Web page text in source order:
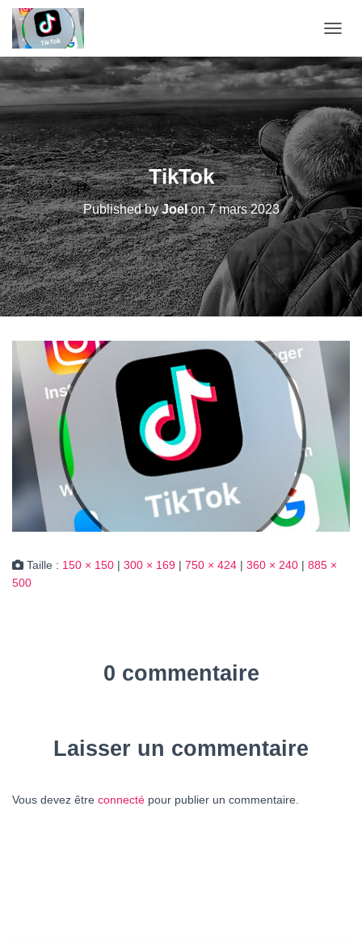
TikTok
Published byJoelon7 mars 2023
Taille : 150 × 150 | 300 × 169 | 750 × 424 | 360 × 240 | 885 ×
500
0 commentaire
Laisser un commentaire
Vous devez être connecté pour publier un commentaire.